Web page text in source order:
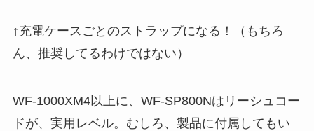
↑充電ケースごとのストラップになる！（もちろ
ん、推奨してるわけではない）
WF-1000XM4以上に、WF-SP800Nはリーシュコー
ドが、実用レベル。むしろ、製品に付属してもい